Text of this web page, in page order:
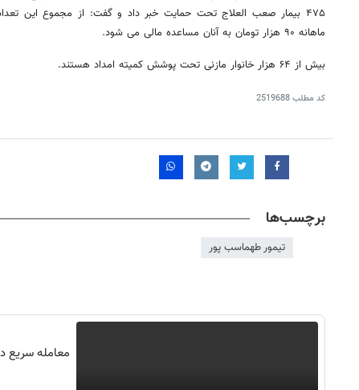
ماهانه ۹۰ هزار تومان به آنان مساعده مالی می شود.
بیش از ۶۴ هزار خانوار مازنی تحت پوشش کمیته امداد هستند.
کد مطلب2519688
برچسب‌ها
تیمور طهماسب پور
معامله سریع